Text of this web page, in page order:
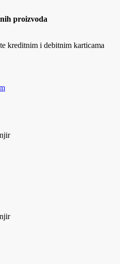
proizvoda
kreditnim i debitnim karticama